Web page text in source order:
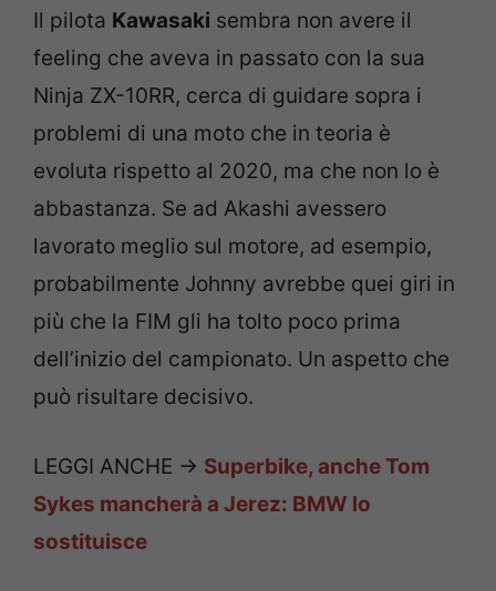
Il pilota Kawasaki sembra non avere il
feeling che aveva in passato con la sua
Ninja ZX-10RR, cerca di guidare sopra i
problemi di una moto che in teoria è
evoluta rispetto al 2020, ma che non lo è
abbastanza. Se ad Akashi avessero
lavorato meglio sul motore, ad esempio,
probabilmente Johnny avrebbe quei giri in
più che la FIM gli ha tolto poco prima
dell’inizio del campionato. Un aspetto che
può risultare decisivo.
LEGGI ANCHE -> Superbike, anche Tom
Sykes mancherà a Jerez: BMW lo
sostituisce